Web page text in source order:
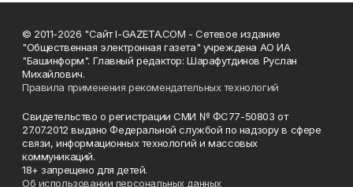
© 2011-2026 "Сайт I-GAZETA.COM - Сетевое издание
"Общественная электронная газета" учреждена АО ИА
"Башинформ". Главный редактор: Шарафутдинов Руслан
Михайлович.
Правила применения рекомендательных технологий
Свидетельство о регистрации СМИ № ФС77-50803 от
27.07.2012 выдано Федеральной службой по надзору в сфере
связи, информационных технологий и массовых
коммуникаций.
18+ запрещено для детей.
Об использовании персональных данных